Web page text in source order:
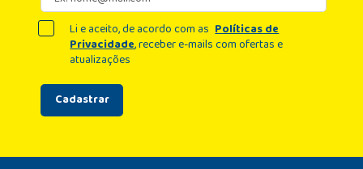
Cadastrar
Li e aceito, de acordo com as Políticas de
Privacidade, receber e-mails com ofertas e
atualizações